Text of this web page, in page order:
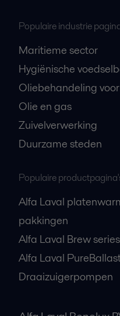
Populaire industrie
Maritieme sector
Hygiënische
Oliebehandeling
Olie en gas
Zuivelverwerking
Duurzame steden
Populaire
Alfa Laval
pakkingen
Alfa Laval Brew
Alfa Laval
Draaizuigerpompen